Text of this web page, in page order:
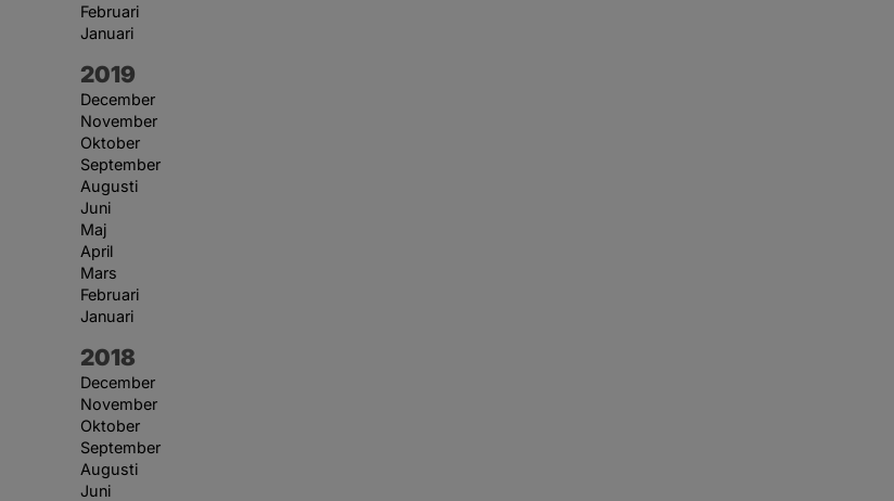
Februari
Januari
År:
2019
December
November
Oktober
September
Augusti
Juni
Maj
April
Mars
Februari
Januari
År:
2018
December
November
Oktober
September
Augusti
Juni